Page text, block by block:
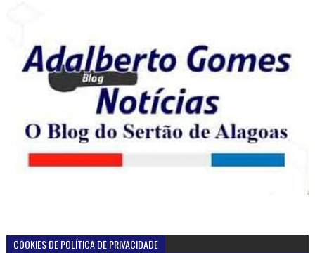
COOKIES DE POLÍTICA DE PRIVACIDADE